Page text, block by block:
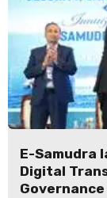
E-Samudra
Digital
Governance